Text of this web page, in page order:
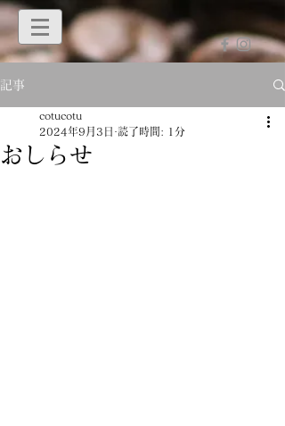
記事
おしらせ
cotucotu
2024年9月3日 読了時間: 1分